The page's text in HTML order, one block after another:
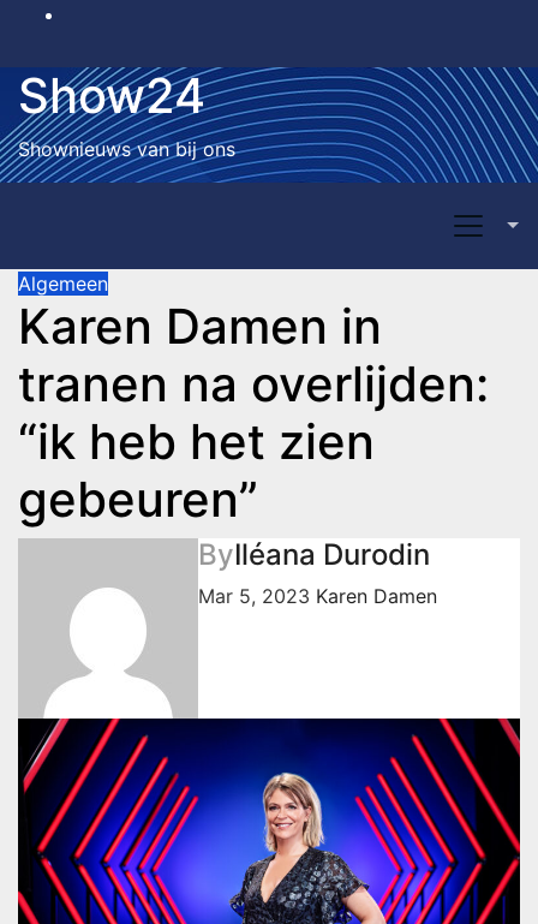
content
Show24
Shownieuws van bij ons
Algemeen
Karen Damen in
tranen na overlijden:
“ik heb het zien
gebeuren”
ByIléana Durodin
Mar 5, 2023 Karen Damen